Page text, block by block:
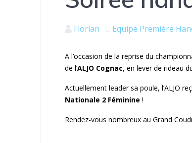
Florian Equipe Première
A l’occasion de la reprise du
de l’ALJO Cognac, en lever de rideau
Actuellement leader sa poule, l’ALJO
Nationale 2 Féminine !
Rendez-vous nombreux au Grand